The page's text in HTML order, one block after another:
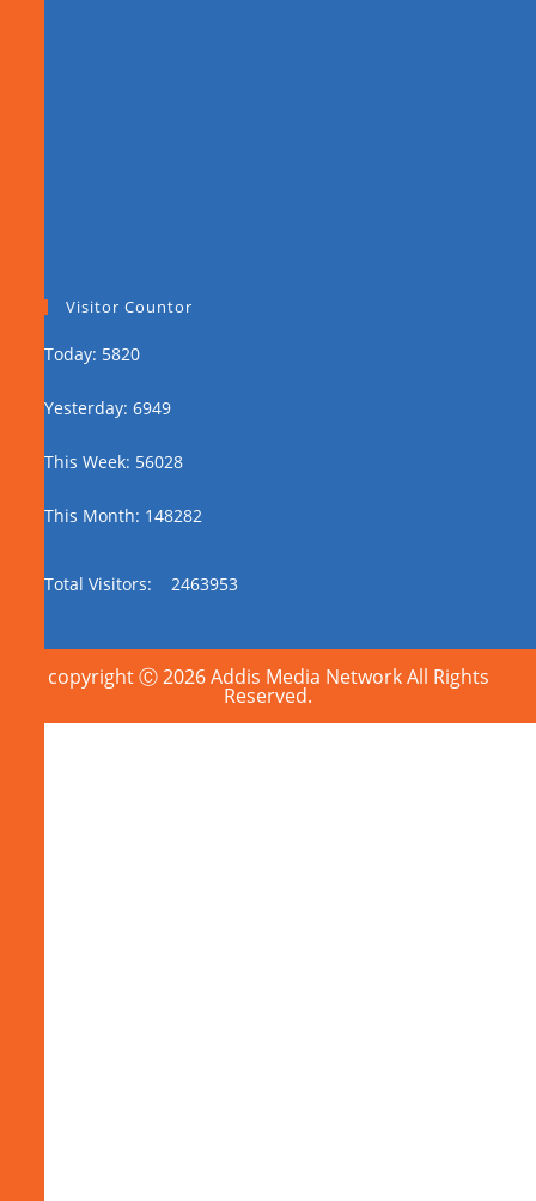
Visitor Countor
Today: 5820
Yesterday: 6949
This Week: 56028
This Month: 148282
Total Visitors: 2463953
copyright Ⓒ 2026 Addis Media Network All Rights
Reserved.